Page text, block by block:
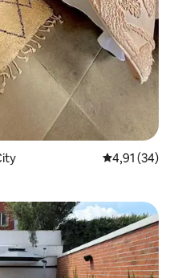
Gemiddelde
4,91 (34)